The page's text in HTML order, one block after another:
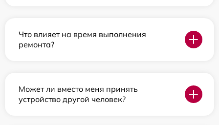
Что влияет на время выполнения
ремонта?
Может ли вместо меня принять
устройство другой человек?